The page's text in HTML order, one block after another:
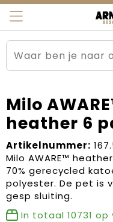
Sportkleding
Werkkleding
Kleding en textiel
Tassen
Beurs en
Carnaval
Dag van de Zorg
Kerstartikelen
Kerstpakketten
Arnauld
MijnEigenKadootje
Ons team
Contact
Blogs
Milo
heather 6
Artikelnummer:
Milo AWARE™
70% gerecycled
polyester. De pet is
gesp sluiting.
In totaal 10731 op